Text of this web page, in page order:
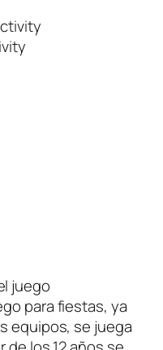
juego
para fiestas, ya
equipos, se juega